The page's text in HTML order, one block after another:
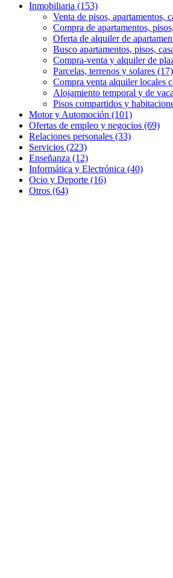
Inmobiliaria (153)
Venta de pisos, apartamentos,
Compra de apartamentos,
Oferta de alquiler de
Busco apartamentos, pisos,
Compra-venta y alquiler de
Parcelas, terrenos y solares (17)
Compra venta alquiler locales
Alojamiento temporal y de
Pisos compartidos y
Motor y Automoción (101)
Ofertas de empleo y negocios (69)
Relaciones personales (33)
Servicios (223)
Enseñanza (12)
Informática y Electrónica (40)
Ocio y Deporte (16)
Otros (64)